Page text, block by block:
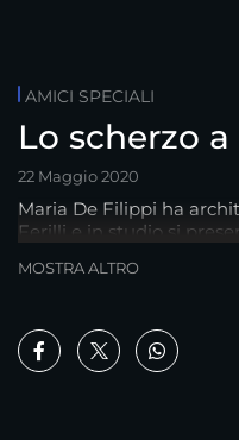
AMICI SPECIALI
Lo scherzo
22 Maggio 2020
Maria De Filippi ha
Ferilli e in studio si
MOSTRA ALTRO